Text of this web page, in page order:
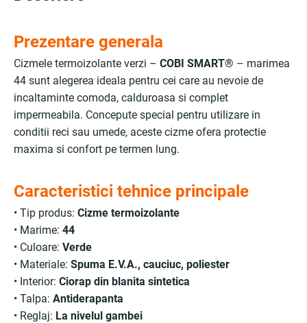
Prezentare generala
Cizmele termoizolante verzi – COBI SMART® – marimea
44 sunt alegerea ideala pentru cei care au nevoie de
incaltaminte comoda, calduroasa si complet
impermeabila. Concepute special pentru utilizare in
conditii reci sau umede, aceste cizme ofera protectie
maxima si confort pe termen lung.
Caracteristici tehnice principale
• Tip produs: Cizme termoizolante
• Marime: 44
• Culoare: Verde
• Materiale: Spuma E.V.A., cauciuc, poliester
• Interior: Ciorap din blanita sintetica
• Talpa: Antiderapanta
• Reglaj: La nivelul gambei